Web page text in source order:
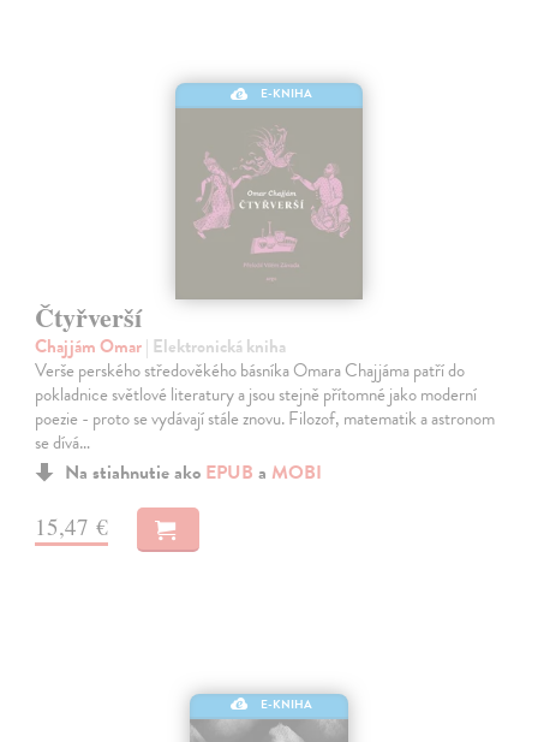
E-KNIHA
Čtyřverší
Chajjám Omar| Elektronická kniha
Verše perského středověkého básníka Omara Chajjáma patří do
pokladnice světlové literatury a jsou stejně přítomné jako moderní
poezie - proto se vydávají stále znovu. Filozof, matematik a astronom
se dívá…
Na stiahnutie ako EPUB a MOBI
15,47 €
E-KNIHA